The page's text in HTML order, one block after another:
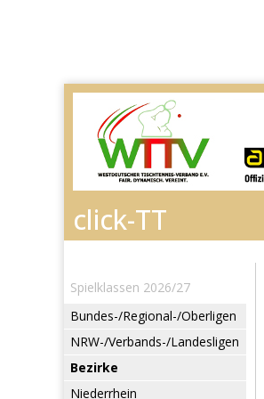
Spielklassen 2026/27
Bundes-/Regional-/Oberligen
NRW-/Verbands-/Landesligen
Bezirke
Niederrhein